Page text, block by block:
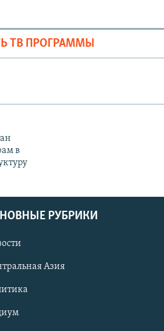
ТВ ПРОГРАММЫ
в
РУБРИКИ
Азия